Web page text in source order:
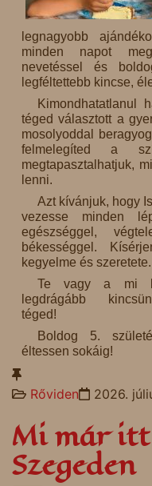
legnagyobb
minden napot
nevetéssel és
legféltettebb kincse,
Kimondhatatlanul
téged választott a
mosolyoddal
felmelegíted a
megtapasztalhatjuk,
lenni.
Azt kívánjuk, hogy
vezesse minden
egészséggel,
békességgel.
kegyelme és szeretete.
Te vagy a mi
legdrágább
téged!
Boldog 5.
éltessen sokáig!
Rőviden 2026.
Mi már
Szegeden